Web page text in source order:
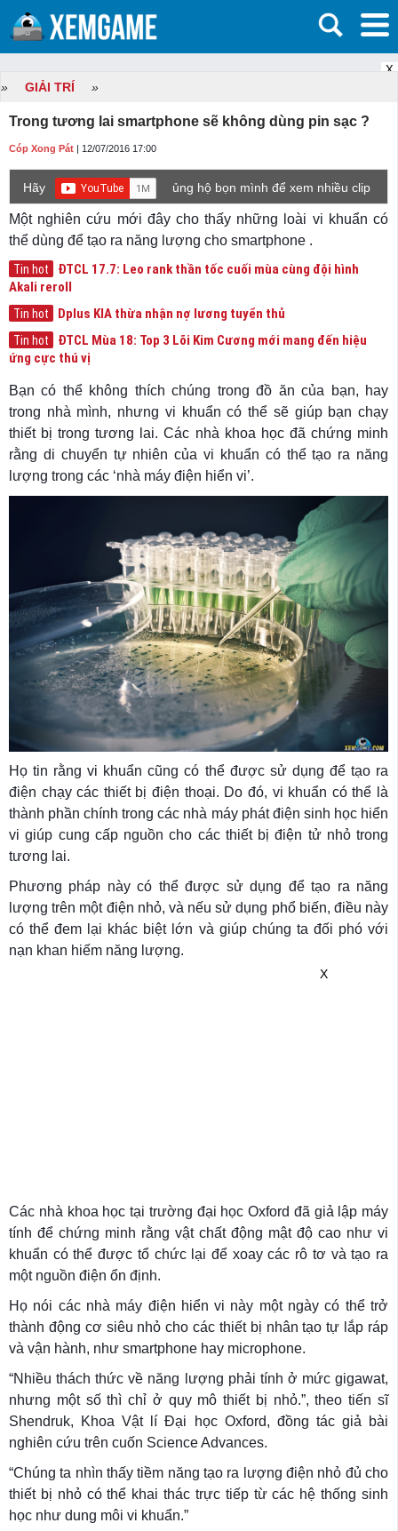
X
» GIẢI TRÍ »
Trong tương lai smartphone sẽ không dùng pin sạc ?
Cóp Xong Pát | 12/07/2016 17:00
Hãy
ủng hộ bọn mình để xem nhiều clip
game mới hơn nhé!
Một nghiên cứu mới đây cho thấy những loài vi khuẩn có
thể dùng để tạo ra năng lượng cho smartphone .
Tin hot
ĐTCL 17.7: Leo rank thần tốc cuối mùa cùng đội hình
Akali reroll
Tin hot Dplus KIA thừa nhận nợ lương tuyển thủ
Tin hot
ĐTCL Mùa 18: Top 3 Lõi Kim Cương mới mang đến hiệu
ứng cực thú vị
Bạn có thể không thích chúng trong đồ ăn của bạn, hay
trong nhà mình, nhưng vi khuẩn có thể sẽ giúp bạn chạy
thiết bị trong tương lai. Các nhà khoa học đã chứng minh
rằng di chuyển tự nhiên của vi khuẩn có thể tạo ra năng
lượng trong các ‘nhà máy điện hiển vi’.
Họ tin rằng vi khuẩn cũng có thể được sử dụng để tạo ra
điện chạy các thiết bị điện thoại. Do đó, vi khuẩn có thể là
thành phần chính trong các nhà máy phát điện sinh học hiển
vi giúp cung cấp nguồn cho các thiết bị điện tử nhỏ trong
tương lai.
Phương pháp này có thể được sử dụng để tạo ra năng
lượng trên một điện nhỏ, và nếu sử dụng phổ biến, điều này
có thể đem lại khác biệt lớn và giúp chúng ta đối phó với
nạn khan hiếm năng lượng.
X
Các nhà khoa học tại trường đại học Oxford đã giả lập máy
tính để chứng minh rằng vật chất động mật độ cao như vi
khuẩn có thể được tổ chức lại để xoay các rô tơ và tạo ra
một nguồn điện ổn định.
Họ nói các nhà máy điện hiển vi này một ngày có thể trở
thành động cơ siêu nhỏ cho các thiết bị nhân tạo tự lắp ráp
và vận hành, như smartphone hay microphone.
“Nhiều thách thức về năng lượng phải tính ở mức gigawat,
nhưng một số thì chỉ ở quy mô thiết bị nhỏ.”, theo tiến sĩ
Shendruk, Khoa Vật lí Đại học Oxford, đồng tác giả bài
nghiên cứu trên cuốn Science Advances.
“Chúng ta nhìn thấy tiềm năng tạo ra lượng điện nhỏ đủ cho
thiết bị nhỏ có thể khai thác trực tiếp từ các hệ thống sinh
học như dung môi vi khuẩn.”